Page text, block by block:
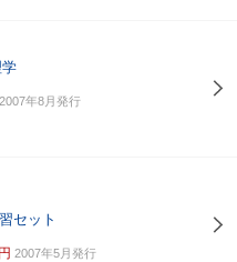
2007年8月発行
セット
2007年5月発行